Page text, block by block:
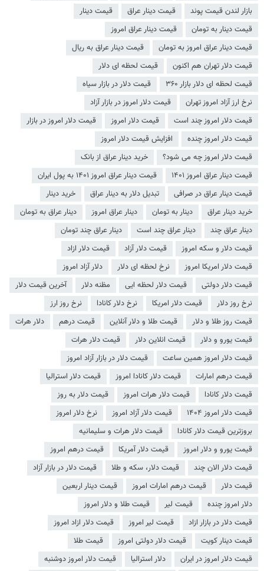
بازار لندن قیمت پوند
قیمت دینار عراق
قیمت دینار
قیمت دینار به تومان
قیمت دینار عراق امروز
قیمت دینار عراق امروز به تومان
قیمت دینار عراق به ریال
قیمت دلار تهران هم اکنون
قیمت لحظه ای دلار
قیمت لحظه ای دلار بازار ۳۶۰
قیمت دلار در بازار سیاه
نرخ ارز آزاد امروز تهران
قیمت دلار امروز در بازار آزاد
قیمت دلار امروز چند است
قیمت دلار امروز
قیمت دلار امروز در بازار
قیمت دلار امروز چنده
افزایش قیمت دلار امروز
قیمت دلار امروز چه می شود؟
خرید دینار عراق از بانک
قیمت دینار عراق امروز ۱۴۰۱
قیمت دینار عراق امروز ۱۴۰۱ به پول ایران
قیمت دینار عراق در صرافی
تبدیل دلار به دینار عراق
خرید دینار
خرید دینار عراق
دینار به تومان دینار عراق امروز
دینار عراق به تومان
دینار عراق چند
دینار عراق چند است
دینار عراق چند تومان
قیمت دلار و سکه امروز
قیمت دلار آزاد
قیمت دلار ازاد
قیمت دلار امریکا امروز
نرخ لحظه ای دلار
دلار آزاد امروز
قیمت دلار دولتی
قیمت دلار لحظه ایی مظنه دلار
آخرین قیمت دلار
نرخ روز دلار
قیمت دلار امریکا نرخ دلار کانادا
نرخ روز ارز
قیمت روز طلا و دلار
قیمت طلا و دلار آنلاین قیمت درهم
دلار هرات
قیمت یورو و دلار
قیمت انلاین دلار
قیمت دلار هرات
قیمت دلار امروز همین ساعت
قیمت دلار در بازار آزاد امروز
قیمت درهم امارات
قیمت دلار کانادا امروز
قیمت دلار استرالیا
قیمت دلار کانادا
قیمت دلار هرات امروز
قیمت دلار به روز
قیمت دلار امروز ۱۴۰۴
قیمت دلار آزاد امروز
نرخ دلار امروز
بروزترین قیمت دلار کانادا
قیمت دلار هرات و سلیمانیه
قیمت یورو و دلار امروز
قیمت دلار آمریکا
قیمت درهم امروز
قیمت دلار الان چند
قیمت دلار، سکه و طلا
قیمت دلار در بازار آزاد
قیمت دلار
قیمت درهم امارات امروز
قیمت دینار اربعین
دلار امروز چنده
قیمت لیر
قیمت طلا و دلار امروز
قیمت دلار در بازار ازاد
قیمت لیر امروز
قیمت دلار ازاد امروز
قیمت دینار کویت
قیمت دلار دولتی امروز
قیمت طلا
قیمت دلار امروز در ایران
دلار استرالیا
قیمت دلار امروز دوشنبه